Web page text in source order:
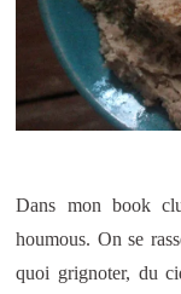
Dans mon book
houmous. On se
quoi grignoter, du